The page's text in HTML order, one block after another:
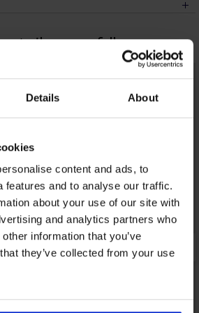
Details About
content and ads, to
features and to analyse our traffic.
about your use of our site with
and analytics partners who
information that you’ve
they’ve collected from your use
Ihnen gefallen